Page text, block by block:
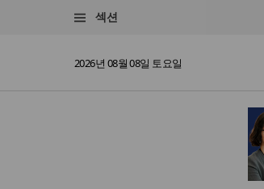
섹션
2026년 08월 08일 토요일